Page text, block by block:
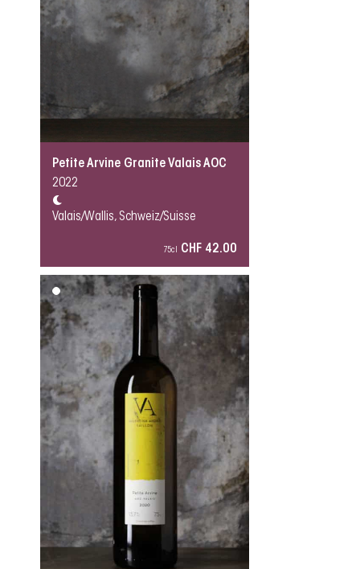
Petite Arvine Granite Valais AOC
2022
Valais/Wallis, Schweiz/Suisse
75cl CHF 42.00